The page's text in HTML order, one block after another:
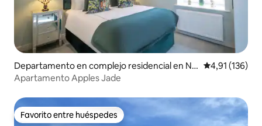
Departamento en complejo residencial en Na
van
Calificación
4,91 (136)
Apartamento Apples Jade
Favorito entre huéspedes
Favorito entre huéspedes